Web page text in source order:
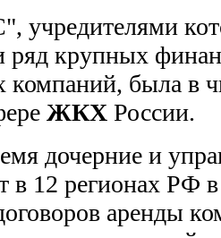
учредителями
крупных
была в
ЖКХ России.
дочерние и
12 регионах РФ
аренды